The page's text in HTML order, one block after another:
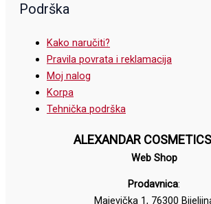
Podrška
Kako naručiti?
Pravila povrata i reklamacija
Moj nalog
Korpa
Tehnička podrška
ALEXANDAR
Web Shop
Prodavnica:
Majevička 1, 76300